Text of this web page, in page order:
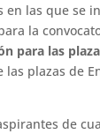
en las que se
la
para las
plazas de
de